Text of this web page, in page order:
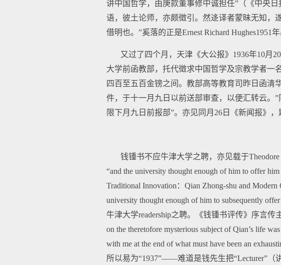
讲中国哲学，由庚款董事修中诚担任”（《中央
语，彼土论师，亦颇徵引。然迻译者蒙昧无知，
借明也。”奚落的正是Ernest Richard Hughes1951
又过了四个月，天津《大公报》1936年10月
大学前函教部，托代徵求中国哲学及宗教学者一
四百至五百金镑之间。教部高等教育司昨日函
件，于十一月九日以前送部审查，以便汇转云。
限下月九日前报部”。亦见同月26日《新闻报》
钱锺书不应牛津大学之聘，亦见载于
“and the university thought enough of him to offer
Traditional Innovation：Qian Zhong-shu and
university thought enough of him to subsequently
牛津大学readership之聘。《钱锺书评传》序言传
on the theretofore mysterious subject of Qian’s life
with me at the end of what must have been an
所以易为“1937”——难道是钱先生把“Lecturer”（